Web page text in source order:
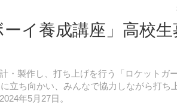
イ養成講座」高校生
製作し、打ち上げを行う「ロケットガ
立ち向かい、みんなで協力しながら打ち
年5月27日。